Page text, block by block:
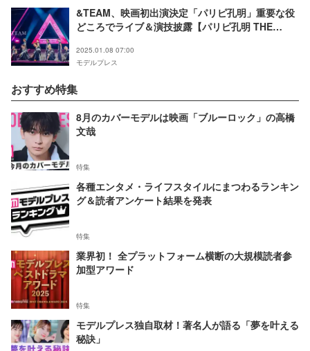
&TEAM、映画初出演決定「パリピ孔明」重要な役
どころでライブ＆演技披露【パリピ孔明 THE
2025.01.08 07:00
モデルプレス
おすすめ特集
8月のカバーモデルは映画「ブルーロック」の高橋
文哉
特集
各種エンタメ・ライフスタイルにまつわるランキン
グ＆読者アンケート結果を発表
特集
業界初！ 全プラットフォーム横断の大規模読者参
加型アワード
特集
モデルプレス独自取材！著名人が語る「夢を叶える
秘訣」